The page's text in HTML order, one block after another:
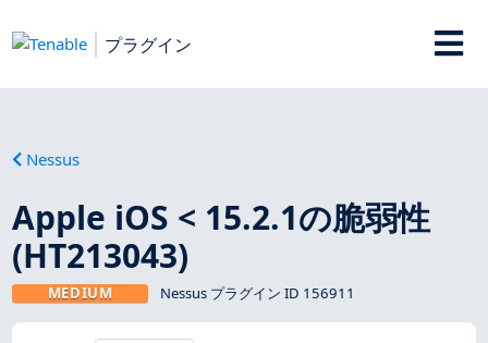
プラグイン
Nessus
Apple iOS < 15.2.1の脆弱性
(HT213043)
MEDIUM Nessus プラグイン ID 156911